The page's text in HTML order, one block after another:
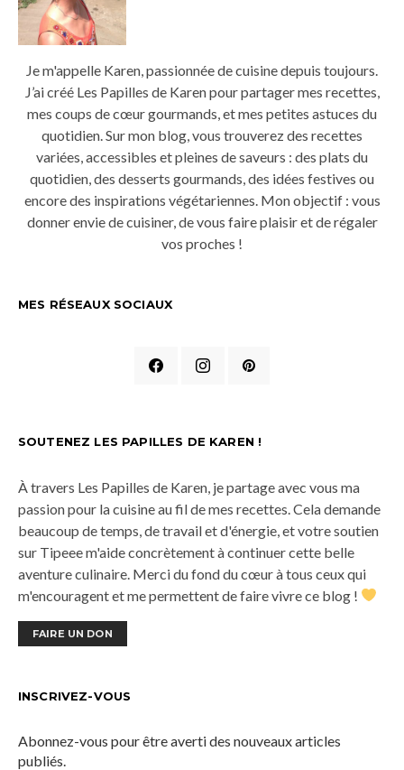
Je m'appelle Karen, passionnée de cuisine depuis toujours.
J’ai créé Les Papilles de Karen pour partager mes recettes,
mes coups de cœur gourmands, et mes petites astuces du
quotidien. Sur mon blog, vous trouverez des recettes
variées, accessibles et pleines de saveurs : des plats du
quotidien, des desserts gourmands, des idées festives ou
encore des inspirations végétariennes. Mon objectif : vous
donner envie de cuisiner, de vous faire plaisir et de régaler
vos proches !
MES RÉSEAUX SOCIAUX
SOUTENEZ LES PAPILLES DE KAREN !
À travers Les Papilles de Karen, je partage avec vous ma
passion pour la cuisine au fil de mes recettes. Cela demande
beaucoup de temps, de travail et d'énergie, et votre soutien
sur Tipeee m'aide concrètement à continuer cette belle
aventure culinaire. Merci du fond du cœur à tous ceux qui
m'encouragent et me permettent de faire vivre ce blog !
FAIRE UN DON
INSCRIVEZ-VOUS
Abonnez-vous pour être averti des nouveaux articles
publiés.